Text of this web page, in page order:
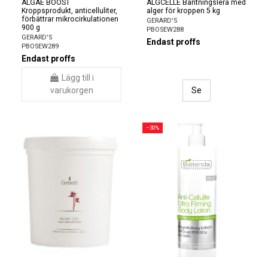
ALGAE BOOST
Kroppsprodukt, anticelluliter,
förbättrar mikrocirkulationen
900 g
GERARD'S
PBOSEW289
Endast proffs
Lägg till i
varukorgen
ALGCELLE Bantningslera med
alger för kroppen 5 kg
GERARD'S
PBOSEW288
Endast proffs
Se
−30%